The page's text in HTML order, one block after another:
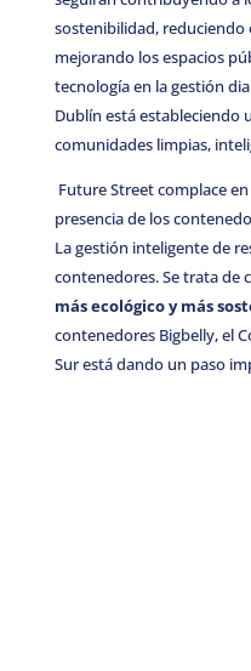
sostenibilidad,
mejorando los espacios
tecnología en la gestión
Dublín está estableciendo
comunidades limpias,
Future Street complace
presencia de los
La gestión inteligente de
contenedores. Se trata de
másecológico ymás
contenedores Bigbelly, el
Sur está dando un paso